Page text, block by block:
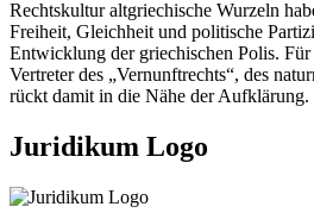
Rechtskultur altgriechische Wurzeln
Freiheit, Gleichheit und politische
Entwicklung der griechischen Polis. Für
Vertreter des „Vernunftrechts“, des
rückt damit in die Nähe der Aufklärung.
Juridikum Logo